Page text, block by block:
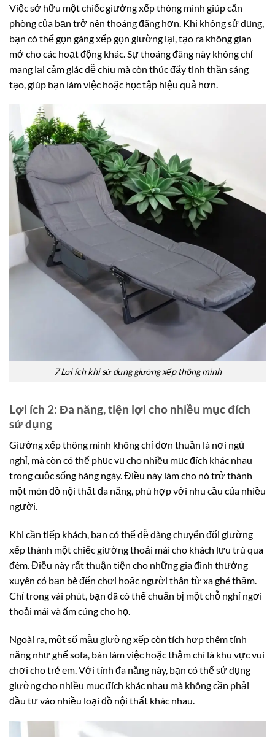
Việc sở hữu một chiếc giường xếp thông minh giúp căn
phòng của bạn trở nên thoáng đãng hơn. Khi không sử dụng,
bạn có thể gọn gàng xếp gọn giường lại, tạo ra không gian
mở cho các hoạt động khác. Sự thoáng đãng này không chỉ
mang lại cảm giác dễ chịu mà còn thúc đẩy tinh thần sáng
tạo, giúp bạn làm việc hoặc học tập hiệu quả hơn.
7 Lợi ích khi sử dụng giường xếp thông minh
Lợi ích 2: Đa năng, tiện lợi cho nhiều mục đích
sử dụng
Giường xếp thông minh không chỉ đơn thuần là nơi ngủ
nghỉ, mà còn có thể phục vụ cho nhiều mục đích khác nhau
trong cuộc sống hàng ngày. Điều này làm cho nó trở thành
một món đồ nội thất đa năng, phù hợp với nhu cầu của nhiều
người.
Khi cần tiếp khách, bạn có thể dễ dàng chuyển đổi giường
xếp thành một chiếc giường thoải mái cho khách lưu trú qua
đêm. Điều này rất thuận tiện cho những gia đình thường
xuyên có bạn bè đến chơi hoặc người thân từ xa ghé thăm.
Chỉ trong vài phút, bạn đã có thể chuẩn bị một chỗ nghỉ ngơi
thoải mái và ấm cúng cho họ.
Ngoài ra, một số mẫu giường xếp còn tích hợp thêm tính
năng như ghế sofa, bàn làm việc hoặc thậm chí là khu vực vui
chơi cho trẻ em. Với tính đa năng này, bạn có thể sử dụng
giường cho nhiều mục đích khác nhau mà không cần phải
đầu tư vào nhiều loại đồ nội thất khác nhau.